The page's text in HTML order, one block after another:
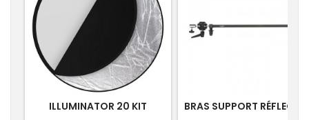
ILLUMINATOR 20 KIT BRAS SUPPORT